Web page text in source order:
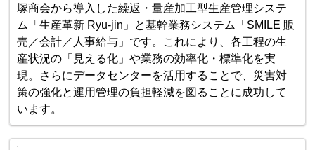
塚商会から導入した繰返・量産加工型生産管理システ
ム「生産革新 Ryu-jin」と基幹業務システム「SMILE 販
売／会計／人事給与」です。これにより、各工程の生
産状況の「見える化」や業務の効率化・標準化を実
現。さらにデータセンターを活用することで、災害対
策の強化と運用管理の負担軽減を図ることに成功して
います。